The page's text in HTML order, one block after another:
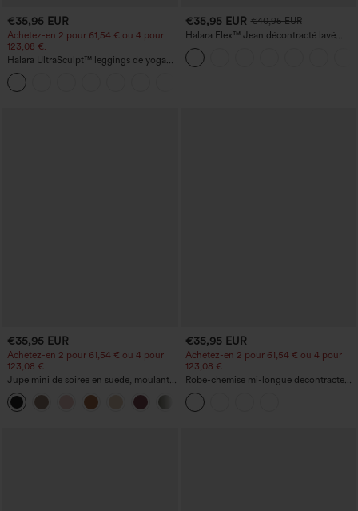
€35,95 EUR
Achetez-en 2 pour 61,54 € ou 4 pour
123,08 €.
Halara UltraSculpt™ leggings de yoga
taille haute, gainants avec contrôle du
ventre, coupe bootcut, à poches
€35,95 EUR €40,95 EUR
Halara Flex™ Jean décontracté lavé
taille haute à poche croisée
€35,95 EUR
Achetez-en 2 pour 61,54 € ou 4 pour
123,08 €.
Jupe mini de soirée en suède, moulante,
taille haute croisée 2-en-1 avec ourlet à
franges
€35,95 EUR
Achetez-en 2 pour 61,54 € ou 4 pour
123,08 €.
Robe-chemise mi-longue décontractée
à col, mancherons, ceinturée, ourlet
fendu incurvé et poches